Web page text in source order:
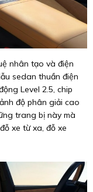
nhân tạo và điện
sedan thuần điện
Level 2.5, chip
độ phân giải cao
trang bị này mà
xe từ xa, đỗ xe